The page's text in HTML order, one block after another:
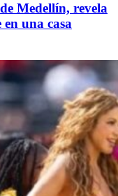
Medellín, revela
una casa